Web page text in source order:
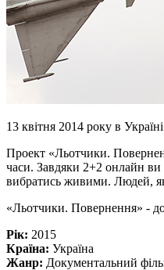
13 квітня 2014 року в
Проект «Льотчики.
часи. Завдяки 2+2 онлайн
вибратись живими. Людей,
«Льотчики. Повернення» -
Рік: 2015
Країна: Україна
Жанр: Документальний